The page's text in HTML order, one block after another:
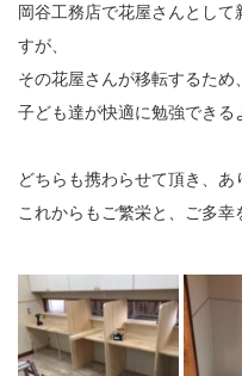
岡谷工務店で花屋さんとし
すが、
その花屋さんが移転するため
子ども達が快適に勉強できる
どちらも携わらせて頂き、あ
これからもご繁栄と、ご多幸